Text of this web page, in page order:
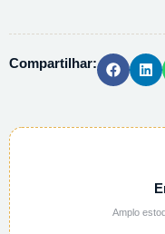
109439
quantidade
Compartilhar:
Amplo